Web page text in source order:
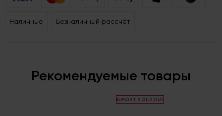
Наличные Безналичный рассчёт
Рекомендуемые товары
ALMOST SOLD OUT